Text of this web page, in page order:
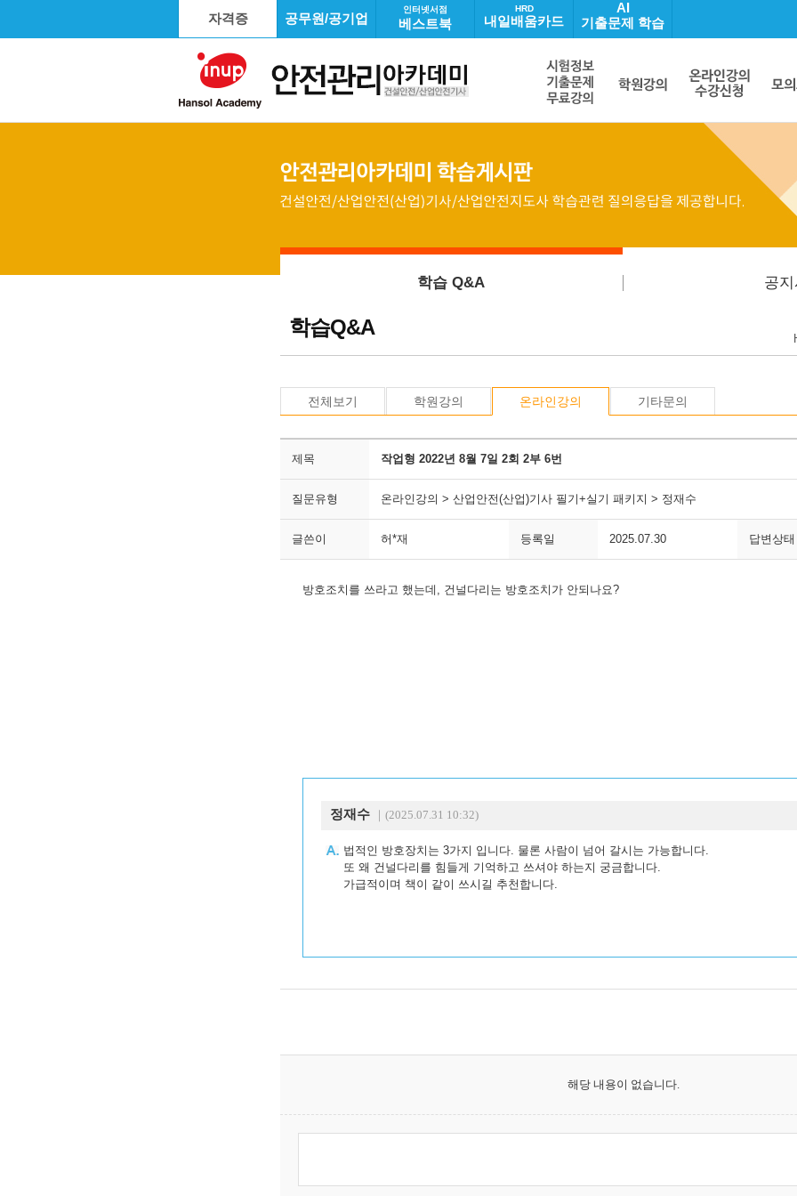
자격증 공무원/공기업
인터넷서점
베스트북
HRD
내일배움카드
AI
기출문제 학습
학습 Q&A 공
학습Q&A
전체보기 학원강의 온라인강의 기타문의
제목 작업형 2022년 8월 7일 2회 2부 6번
질문유형 온라인강의 > 산업안전(산업)기사 필기+실기 패키지 > 정재수
글쓴이 허*재 등록일 2025.07.30 답변상태
방호조치를 쓰라고 했는데, 건널다리는 방호조치가 안되나요?
정재수 ｜(2025.07.31 10:32)
법적인 방호장치는 3가지 입니다. 물론 사람이 넘어 갈시는 가능합니다.
또 왜 건널다리를 힘들게 기억하고 쓰셔야 하는지 궁금합니다.
가급적이며 책이 같이 쓰시길 추천합니다.